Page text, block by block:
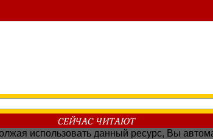
СЕЙЧАС ЧИТАЮТ
использовать данный ресурс, Вы